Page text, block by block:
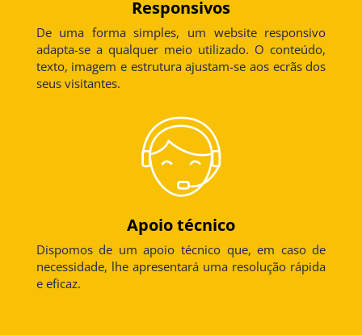
Responsivos
De uma forma simples, um website responsivo
adapta-se a qualquer meio utilizado. O conteúdo,
texto, imagem e estrutura ajustam-se aos ecrãs dos
seus visitantes.
Apoio técnico
Dispomos de um apoio técnico que, em caso de
necessidade, lhe apresentará uma resolução rápida
e eficaz.